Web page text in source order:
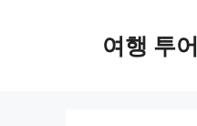
여행 투어